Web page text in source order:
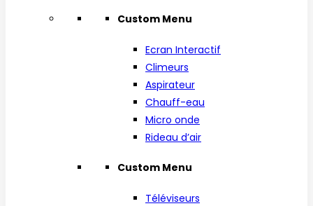
Custom Menu
Ecran Interactif
Climeurs
Aspirateur
Chauff-eau
Micro onde
Rideau d’air
Custom Menu
Téléviseurs